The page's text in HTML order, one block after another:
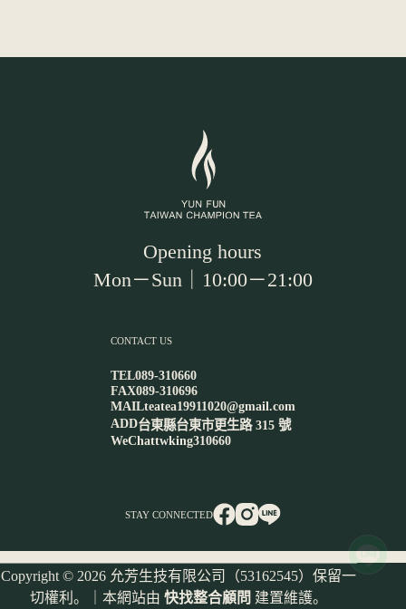
Opening hours
Mon－Sun｜10:00－21:00
CONTACT US
TEL089-310660
FAX089-310696
MAILteatea19911020@gmail.com
ADD台東縣台東市更生路 315 號
WeChattwking310660
STAY CONNECTED
Copyright © 2026 允芳生技有限公司（53162545）保留一
切權利。｜本網站由快找整合顧問 建置維護。